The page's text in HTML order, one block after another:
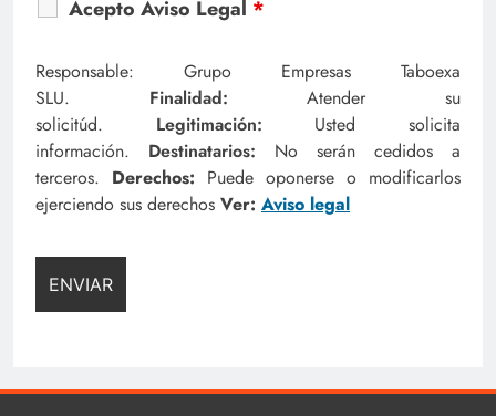
Acepto Aviso Legal *
Responsable: Grupo Empresas Taboexa
SLU. Finalidad:Atender su
solicitúd. Legitimación: Usted solicita
información. Destinatarios: No serán cedidos a
terceros. Derechos: Puede oponerse o modificarlos
ejerciendo sus derechos Ver: Aviso legal